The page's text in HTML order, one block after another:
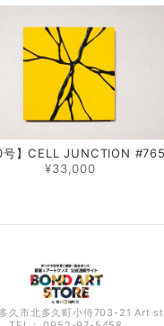
号】CELL JUNCTION #765
¥33,000
久市北多久町小侍703-21 Art